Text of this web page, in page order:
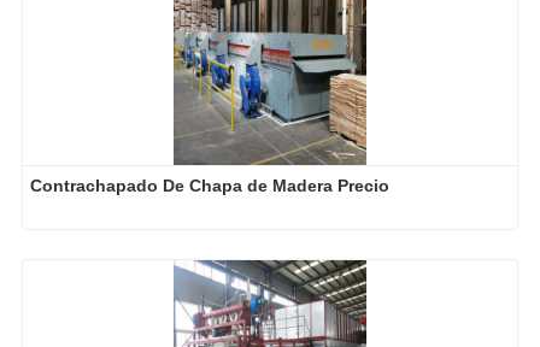
Contrachapado De Chapa de Madera Precio